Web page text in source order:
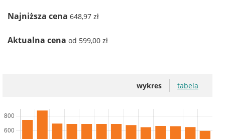
Najniższa cena 648,97 zł
Aktualna cena od 599,00 zł
wykres tabela